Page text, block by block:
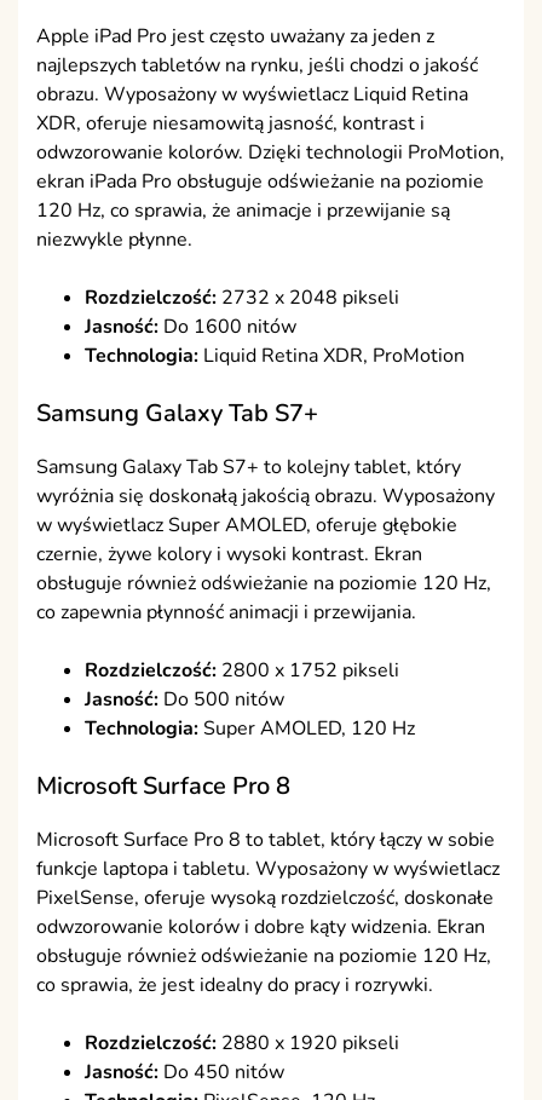
Apple iPad Pro jest często uważany za jeden z
najlepszych tabletów na rynku, jeśli chodzi o jakość
obrazu. Wyposażony w wyświetlacz Liquid Retina
XDR, oferuje niesamowitą jasność, kontrast i
odwzorowanie kolorów. Dzięki technologii ProMotion,
ekran iPada Pro obsługuje odświeżanie na poziomie
120 Hz, co sprawia, że animacje i przewijanie są
niezwykle płynne.
Rozdzielczość: 2732 x 2048 pikseli
Jasność: Do 1600 nitów
Technologia: Liquid Retina XDR, ProMotion
Samsung Galaxy Tab S7+
Samsung Galaxy Tab S7+ to kolejny tablet, który
wyróżnia się doskonałą jakością obrazu. Wyposażony
w wyświetlacz Super AMOLED, oferuje głębokie
czernie, żywe kolory i wysoki kontrast. Ekran
obsługuje również odświeżanie na poziomie 120 Hz,
co zapewnia płynność animacji i przewijania.
Rozdzielczość: 2800 x 1752 pikseli
Jasność: Do 500 nitów
Technologia:Super AMOLED, 120 Hz
Microsoft Surface Pro 8
Microsoft Surface Pro 8 to tablet, który łączy w sobie
funkcje laptopa i tabletu. Wyposażony w wyświetlacz
PixelSense, oferuje wysoką rozdzielczość, doskonałe
odwzorowanie kolorów i dobre kąty widzenia. Ekran
obsługuje również odświeżanie na poziomie 120 Hz,
co sprawia, że jest idealny do pracy i rozrywki.
Rozdzielczość: 2880 x 1920 pikseli
Jasność: Do 450 nitów